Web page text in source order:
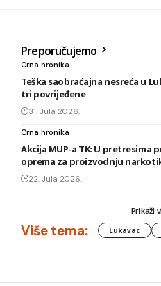
Preporučujemo
Crna hronika
Teška saobraćajna nesreća u
tri povrijeđene
31. Jula 2026.
Crna hronika
Akcija MUP-a TK: U pretresima
oprema za proizvodnju
22. Jula 2026.
Prikaži
Više tema: Lukavac